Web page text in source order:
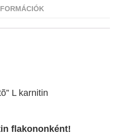
L karnitin
flakononként!